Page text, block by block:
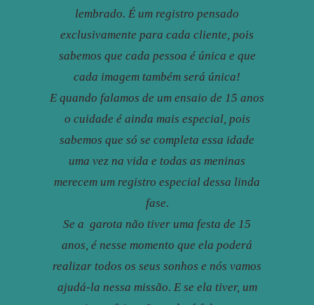
lembrado. É um registro pensado
exclusivamente para cada cliente, pois
sabemos que cada pessoa é única e que
cada imagem também será única!
E quando falamos de um ensaio de 15 anos
o cuidade é ainda mais especial, pois
sabemos que só se completa essa idade
uma vez na vida e todas as meninas
merecem um registro especial dessa linda
fase.
Se a garota não tiver uma festa de 15
anos, é nesse momento que ela poderá
realizar todos os seus sonhos e nós vamos
ajudá-la nessa missão. E se ela tiver, um